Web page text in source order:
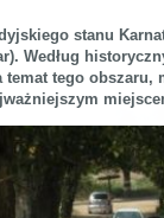
stanu
Według
tego obszaru,